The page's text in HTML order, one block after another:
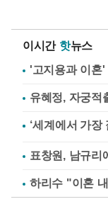
이시간 핫뉴스
'고지용과 이혼
유혜정, 자궁
표창원, 남규
하리수 "이혼